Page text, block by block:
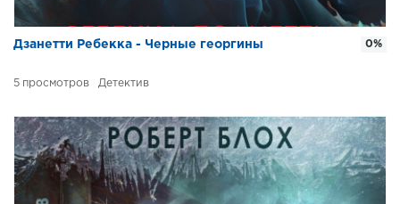
Дзанетти Ребекка - Черные георгины
5 Детектив
0%